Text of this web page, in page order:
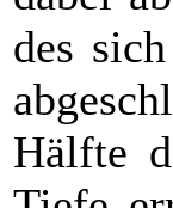
des
Hälfte